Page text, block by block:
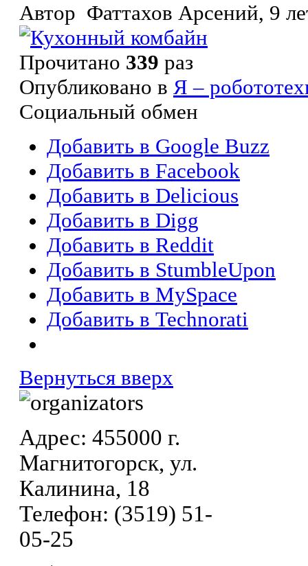
Автор Фаттахов Арсений, 9
Прочитано 339 раз
Опубликовано в Я –
Социальный обмен
Добавить в Google Buzz
Добавить в Facebook
Добавить в Delicious
Добавить в Digg
Добавить в Reddit
Добавить в StumbleUpon
Добавить в MySpace
Добавить в Technorati
Вернуться вверх
Адрес: 455000 г.
Магнитогорск, ул.
Калинина, 18
Телефон: (3519) 51-
05-25